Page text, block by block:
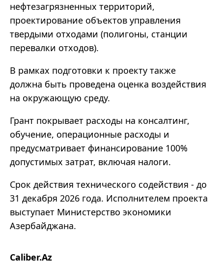
нефтезагрязненных территорий,
проектирование объектов управления
твердыми отходами (полигоны, станции
перевалки отходов).
В рамках подготовки к проекту также
должна быть проведена оценка воздействия
на окружающую среду.
Грант покрывает расходы на консалтинг,
обучение, операционные расходы и
предусматривает финансирование 100%
допустимых затрат, включая налоги.
Срок действия технического содействия - до
31 декабря 2026 года. Исполнителем проекта
выступает Министерство экономики
Азербайджана.
Caliber.Az